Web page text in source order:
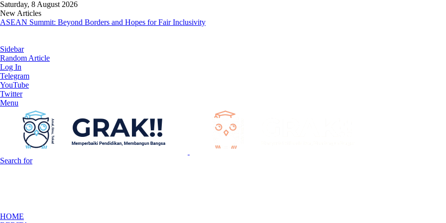
Saturday, 8 August 2026
New Articles
ASEAN Summit: Beyond Borders and Hopes for Fair Inclusivity
Sidebar
Random Article
Log In
Telegram
YouTube
Twitter
Menu
Search for
HOME